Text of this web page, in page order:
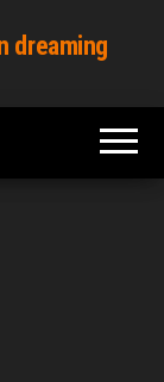
dreaming